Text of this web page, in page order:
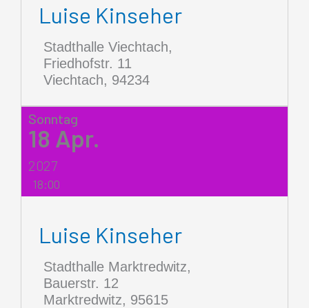
Luise Kinseher
Stadthalle Viechtach,
Friedhofstr. 11
Viechtach, 94234
Sonntag
18 Apr.
2027
18:00
Luise Kinseher
Stadthalle Marktredwitz,
Bauerstr. 12
Marktredwitz, 95615